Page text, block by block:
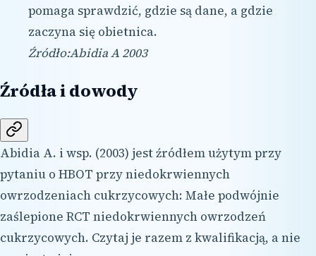
pomaga sprawdzić, gdzie są dane, a gdzie
zaczyna się obietnica.
Źródło:Abidia A 2003
Źródła i dowody
Abidia A. i wsp. (2003) jest źródłem użytym przy
pytaniu o HBOT przy niedokrwiennych
owrzodzeniach cukrzycowych: Małe podwójnie
zaślepione RCT niedokrwiennych owrzodzeń
cukrzycowych. Czytaj je razem z kwalifikacją, a nie